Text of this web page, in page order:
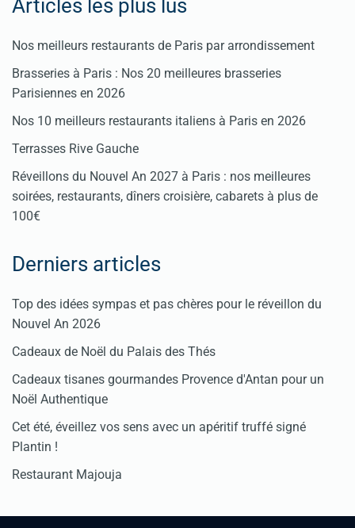
Articles les plus lus
Nos meilleurs restaurants de Paris par arrondissement
Brasseries à Paris : Nos 20 meilleures brasseries
Parisiennes en 2026
Nos 10 meilleurs restaurants italiens à Paris en 2026
Terrasses Rive Gauche
Réveillons du Nouvel An 2027 à Paris : nos meilleures
soirées, restaurants, dîners croisière, cabarets à plus de
100€
Derniers articles
Top des idées sympas et pas chères pour le réveillon du
Nouvel An 2026
Cadeaux de Noël du Palais des Thés
Cadeaux tisanes gourmandes Provence d'Antan pour un
Noël Authentique
Cet été, éveillez vos sens avec un apéritif truffé signé
Plantin !
Restaurant Majouja